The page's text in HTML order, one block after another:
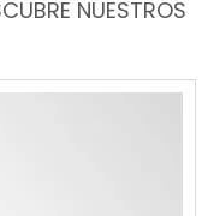
NUESTROS